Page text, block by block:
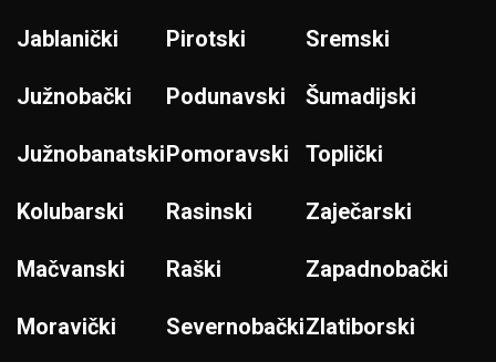
Jablanički
Južnobački
Južnobanatski
Kolubarski
Mačvanski
Moravički
Pirotski
Podunavski
Pomoravski
Rasinski
Raški
Severnobački
Sremski
Šumadijski
Toplički
Zaječarski
Zapadnobački
Zlatiborski